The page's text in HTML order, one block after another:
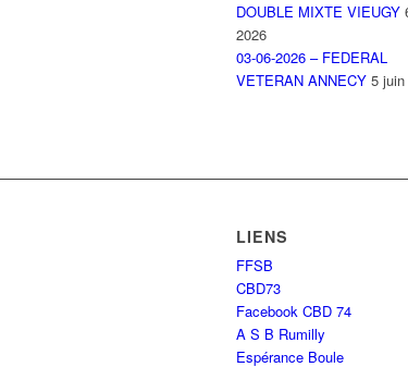
DOUBLE MIXTE VIEUGY
2026
03-06-2026 – FEDERAL
VETERAN ANNECY 5
LIENS
FFSB
CBD73
Facebook CBD 74
A S B Rumilly
Espérance Boule